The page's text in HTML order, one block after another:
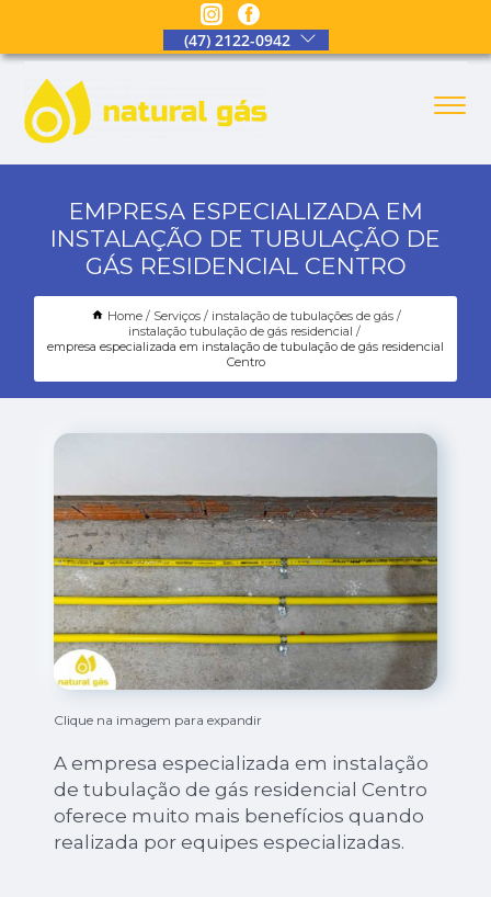
(47) 2122-0942
EMPRESA ESPECIALIZADA EM
INSTALAÇÃO DE TUBULAÇÃO DE
GÁS RESIDENCIAL CENTRO
Home Serviços
instalação de tubulações de gás
instalação tubulação de gás residencial
empresa especializada em instalação de tubulação de gás residencial
Centro
Clique na imagem para expandir
A empresa especializada em instalação
de tubulação de gás residencial Centro
oferece muito mais benefícios quando
realizada por equipes especializadas.